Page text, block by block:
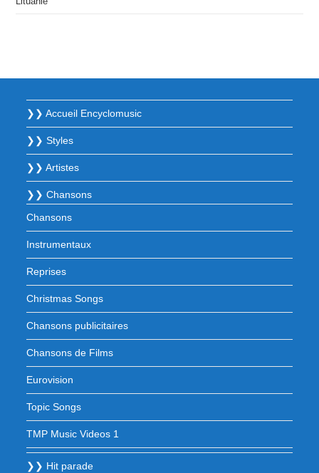
❯❯ Accueil Encyclomusic
❯❯ Styles
❯❯ Artistes
❯❯ Chansons
Chansons
Instrumentaux
Reprises
Christmas Songs
Chansons publicitaires
Chansons de Films
Eurovision
Topic Songs
TMP Music Videos 1
❯❯ Hit parade